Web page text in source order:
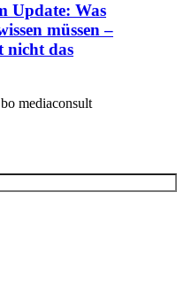
Update: Was
müssen –
nicht das
mediaconsult